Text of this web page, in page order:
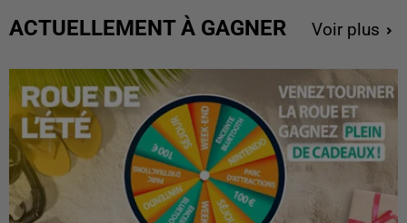
ACTUELLEMENT À GAGNER Voir plus